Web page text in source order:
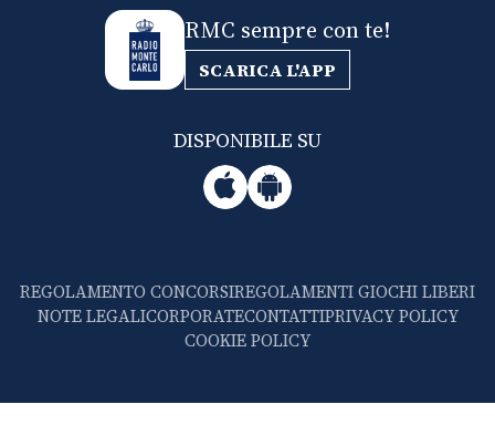
RMC sempre con te!
SCARICA L'APP
DISPONIBILE SU
REGOLAMENTO CONCORSIREGOLAMENTI GIOCHI LIBERI
NOTE LEGALICORPORATECONTATTIPRIVACY POLICY
COOKIE POLICY